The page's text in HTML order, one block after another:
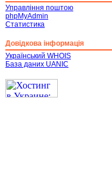
Управління поштою
phpMyAdmin
Статистика
Довідкова інформація
Український WHOIS
База даних UANIC